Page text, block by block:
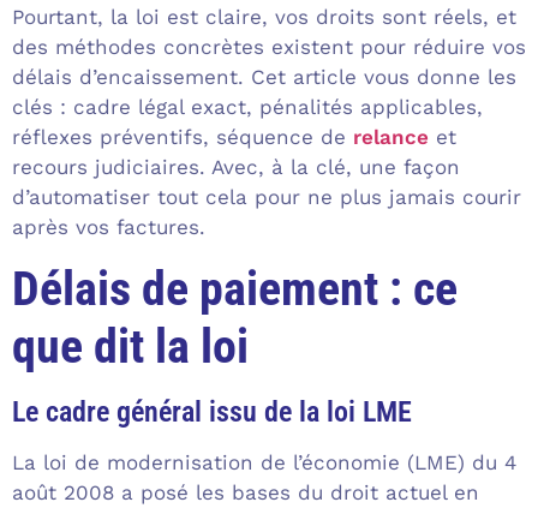
Pourtant, la loi est claire, vos droits sont réels, et
des méthodes concrètes existent pour réduire vos
délais d’encaissement. Cet article vous donne les
clés : cadre légal exact, pénalités applicables,
réflexes préventifs, séquence de relance et
recours judiciaires. Avec, à la clé, une façon
d’automatiser tout cela pour ne plus jamais courir
après vos factures.
Délais de paiement : ce
que dit la loi
Le cadre général issu de la loi LME
La loi de modernisation de l’économie (LME) du 4
août 2008 a posé les bases du droit actuel en